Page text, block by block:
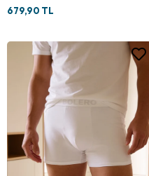
679,90 TL